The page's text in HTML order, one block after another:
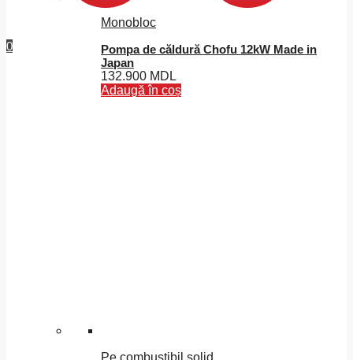
0
Monobloc
Pompa de căldură Chofu 12kW Made in
Japan
132.900 MDL
Adaugă în coș
Pe combustibil solid